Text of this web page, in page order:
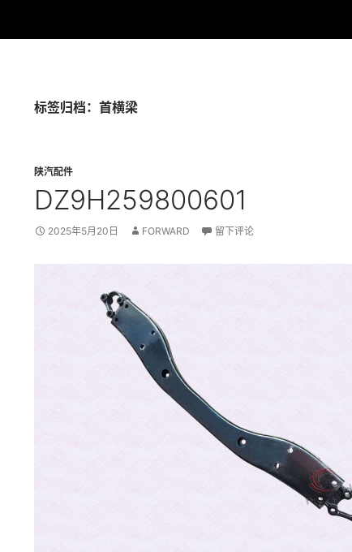
标签归档：首横梁
陕汽配件
DZ9H259800601
2025年5月20日 FORWARD 留下评论